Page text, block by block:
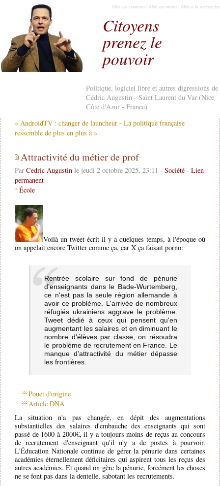
Citoyens
prenez le
pouvoir
Politique, logiciel libre et autres digressions de
Cédric Augustin - Saint Laurent du Var (Nice
Côte d'Azur - France)
Aller au contenu Aller au menu Aller à la recherche
« AndroidTV : changer de launcheur - La politique française
ressemble de plus en plus à »
Attractivité du métier de prof
Par Cedric Augustinle jeudi 2 octobre 2025, 23:11 - Société- Lien
permanent
École
Voilà un tweet écrit il y a quelques temps, à l'époque où
on appelait encore Twitter comme ça, car X ça faisait porno:
Rentrée scolaire sur fond de pénurie
d’enseignants dans le Bade-Wurtemberg,
ce n'est pas la seule région allemande à
avoir ce problème. L'arrivée de nombreux
réfugiés ukrainiens aggrave le problème.
Tweet dédié à ceux qui pensent qu'en
augmentant les salaires et en diminuant le
nombre d'élèves par classe, on résoudra
le problème de recrutement en France. Le
manque d'attractivité du métier dépasse
les frontières.
Pouet d'origine
Article DNA
La situation n'a pas changée, en dépit des augmentations
substantielles des salaires d'embauche des enseignants qui sont
passé de 1600 à 2000€, il y a toujours moins de reçus au concours
de recrutement d'enseignant qu'il n'y a de postes à pourvoir.
L'Éducation Nationale continue de gérer la pénurie dans certaines
académies éternellement déficitaires qui aspirent tous les reçus des
autres académies. Et quand on gère la pénurie, forcément les choses
ne se font pas dans la dentelle, sabotant les recrutements.